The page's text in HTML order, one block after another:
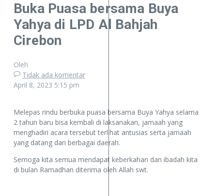
Buka Puasa bersama Buya
Yahya di LPD Al Bahjah
Cirebon
Oleh
Tidak ada komentar
April 8, 2023 5:15 pm
Melepas rindu berbuka puasa bersama Buya Yahya selama
2 tahun baru bisa kembali di laksanakan, jamaah yang
menghadiri acara tersebut terlihat antusias serta jamaah
yang datang dari berbagai daerah.
Semoga kita semua mendapat keberkahan dan ibadah kita
di bulan Ramadhan diterima oleh Allah swt.